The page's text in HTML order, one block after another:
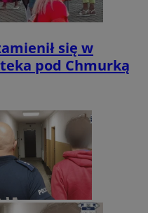
się w
pod Chmurką